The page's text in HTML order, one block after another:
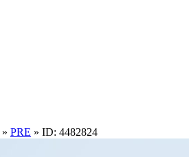
» PRE » ID: 4482824